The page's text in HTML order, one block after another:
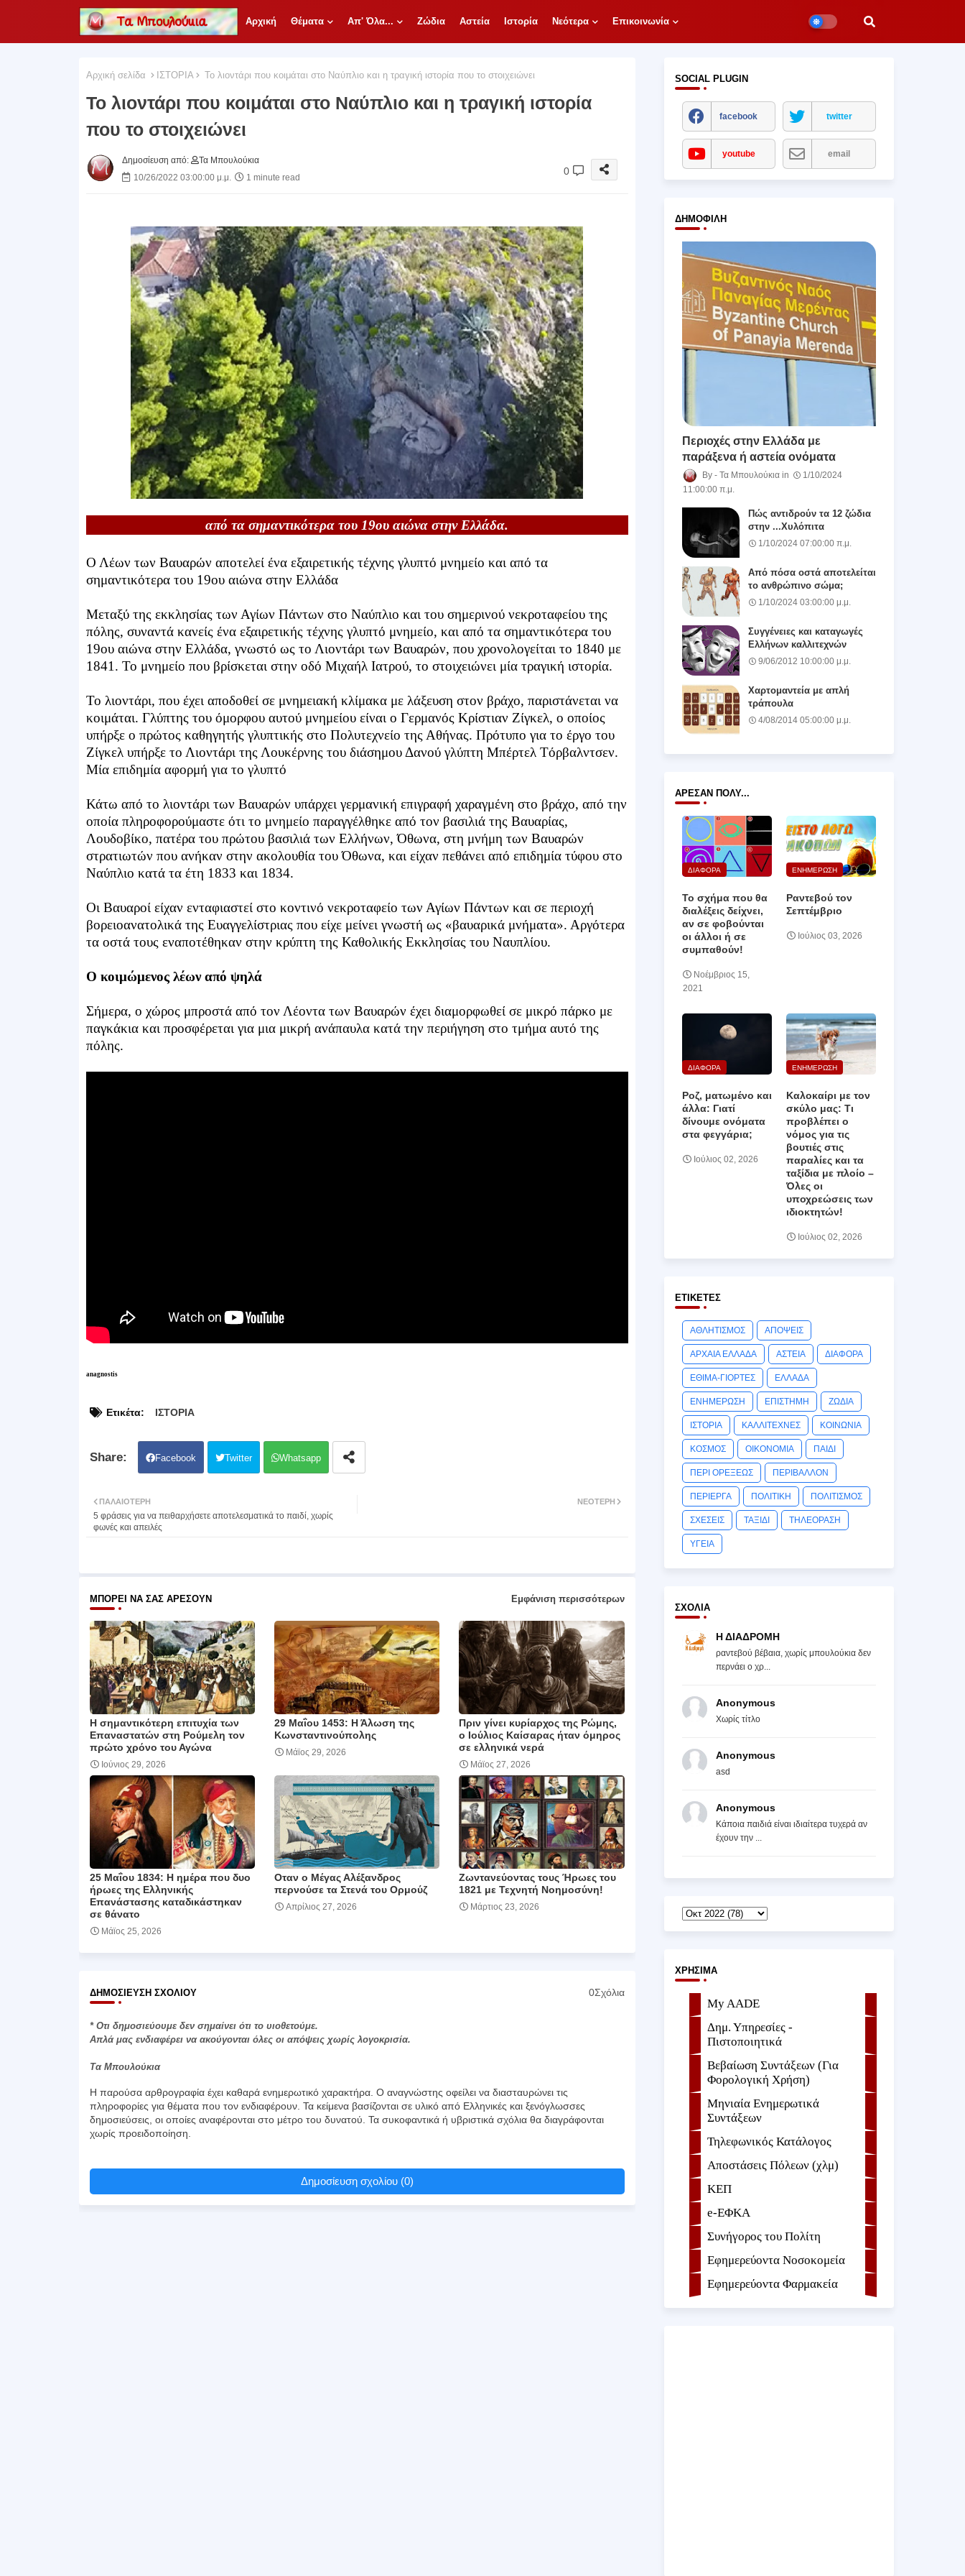
Αρχική Θέματα Απ' Όλα... Ζώδια Αστεία Ιστορία Νεότερα Επικοινωνία
Αρχική σελίδα ΙΣΤΟΡΙΑ Το λιοντάρι που κοιμάται στο Ναύπλιο και η τραγική ιστορία που το στοιχειώνει
Το λιοντάρι που κοιμάται στο Ναύπλιο και η τραγική ιστορία
που το στοιχειώνει
Δημοσίευση από:
Τα Μπουλούκια
10/26/2022 03:00:00 μ.μ.
1 minute read
0
από τα σημαντικότερα του 19ου αιώνα στην Ελλάδα.
Ο Λέων των Βαυαρών αποτελεί ένα εξαιρετικής τέχνης γλυπτό μνημείο και από τα
σημαντικότερα του 19ου αιώνα στην Ελλάδα
Μεταξύ της εκκλησίας των Αγίων Πάντων στο Ναύπλιο και του σημερινού νεκροταφείου της
πόλης, συναντά κανείς ένα εξαιρετικής τέχνης γλυπτό μνημείο, και από τα σημαντικότερα του
19ου αιώνα στην Ελλάδα, γνωστό ως το Λιοντάρι των Βαυαρών, που χρονολογείται το 1840 με
1841. Το μνημείο που βρίσκεται στην οδό Mιχαήλ Iατρού, το στοιχειώνει μία τραγική ιστορία.
Το λιοντάρι, που έχει αποδοθεί σε μνημειακή κλίμακα με λάξευση στον βράχο, παριστάνεται να
κοιμάται. Γλύπτης του όμορφου αυτού μνημείου είναι ο Γερμανός Kρίστιαν Zίγκελ, ο οποίος
υπήρξε ο πρώτος καθηγητής γλυπτικής στο Πολυτεχνείο της Αθήνας. Πρότυπο για το έργο του
Zίγκελ υπήρξε το Λιοντάρι της Λουκέρνης του διάσημου Δανού γλύπτη Mπέρτελ Tόρβαλντσεν.
Μία επιδημία αφορμή για το γλυπτό
Κάτω από το λιοντάρι των Βαυαρών υπάρχει γερμανική επιγραφή χαραγμένη στο βράχο, από την
οποία πληροφορούμαστε ότι το μνημείο παραγγέλθηκε από τον βασιλιά της Bαυαρίας,
Λουδοβίκο, πατέρα του πρώτου βασιλιά των Ελλήνων, Όθωνα, στη μνήμη των Βαυαρών
στρατιωτών που ανήκαν στην ακολουθία του Όθωνα, και είχαν πεθάνει από επιδημία τύφου στο
Ναύπλιο κατά τα έτη 1833 και 1834.
Οι Βαυαροί είχαν ενταφιαστεί στο κοντινό νεκροταφείο των Αγίων Πάντων και σε περιοχή
βορειοανατολικά της Ευαγγελίστριας που είχε μείνει γνωστή ως «βαυαρικά μνήματα». Αργότερα
τα οστά τους εναποτέθηκαν στην κρύπτη της Καθολικής Εκκλησίας του Ναυπλίου.
Ο κοιμώμενος λέων από ψηλά
Σήμερα, ο χώρος μπροστά από τον Λέοντα των Βαυαρών έχει διαμορφωθεί σε μικρό πάρκο με
παγκάκια και προσφέρεται για μια μικρή ανάπαυλα κατά την περιήγηση στο τμήμα αυτό της
πόλης.
anagnostis
Ετικέτα: ΙΣΤΟΡΙΑ
Facebook Twitter Whatsapp
ΝΕΌΤΕΡΗ
ΠΑΛΑΙΌΤΕΡΗ
5 φράσεις για να πειθαρχήσετε αποτελεσματικά το παιδί, χωρίς
φωνές και απειλές
ΜΠΟΡΕΊ ΝΑ ΣΑΣ ΑΡΈΣΟΥΝ Εμφάνιση περισσότερων
Η σημαντικότερη επιτυχία των
Επαναστατών στη Ρούμελη τον
πρώτο χρόνο του Αγώνα
Ιούνιος 29, 2026
29 Μαΐου 1453: Η Άλωση της
Κωνσταντινούπολης
Μάϊος 29, 2026
Πριν γίνει κυρίαρχος της Ρώμης,
ο Ιούλιος Καίσαρας ήταν όμηρος
σε ελληνικά νερά
Μάϊος 27, 2026
25 Μαΐου 1834: Η ημέρα που δυο
ήρωες της Ελληνικής
Επανάστασης καταδικάστηκαν
σε θάνατο
Μάϊος 25, 2026
Οταν ο Μέγας Αλέξανδρος
περνούσε τα Στενά του Ορμούζ
Απρίλιος 27, 2026
Ζωντανεύοντας τους Ήρωες του
1821 με Τεχνητή Νοημοσύνη!
Μάρτιος 23, 2026
ΔΗΜΟΣΊΕΥΣΗ ΣΧΟΛΊΟΥ 0Σχόλια
* Οτι δημοσιεύουμε δεν σημαίνει ότι το υιοθετούμε.
Απλά μας ενδιαφέρει να ακούγονται όλες οι απόψεις χωρίς λογοκρισία.
Τα Μπουλούκια
Η παρούσα αρθρογραφία έχει καθαρά ενημερωτικό χαρακτήρα. Ο αναγνώστης οφείλει να διασταυρώνει τις
πληροφορίες για θέματα που τον ενδιαφέρουν. Τα κείμενα βασίζονται σε υλικό από Ελληνικές και ξενόγλωσσες
δημοσιεύσεις, οι οποίες αναφέρονται στο μέτρο του δυνατού. Τα συκοφαντικά ή υβριστικά σχόλια θα διαγράφονται
χωρίς προειδοποίηση.
Δημοσίευση σχολίου (0)
SOCIAL PLUGIN
facebook twitter
youtube email
ΔΗΜΟΦΙΛΉ
Περιοχές στην Ελλάδα με
παράξενα ή αστεία ονόματα
Τα Μπουλούκια
1/10/2024
11:00:00 π.μ.
Πώς αντιδρούν τα 12 ζώδια
στην ...Χυλόπιτα
1/10/2024 07:00:00 π.μ.
Από πόσα οστά αποτελείται
το ανθρώπινο σώμα;
1/10/2024 03:00:00 μ.μ.
Συγγένειες και καταγωγές
Ελλήνων καλλιτεχνών
9/06/2012 10:00:00 μ.μ.
Χαρτομαντεία με απλή
τράπουλα
4/08/2014 05:00:00 μ.μ.
ΆΡΕΣΑΝ ΠΟΛΎ...
ΔΙΑΦΟΡΑ
Το σχήμα που θα
διαλέξεις δείχνει,
αν σε φοβούνται
οι άλλοι ή σε
συμπαθούν!
Νοέμβριος 15,
2021
ΕΝΗΜΕΡΩΣΗ
Ραντεβού τον
Σεπτέμβριο
Ιούλιος 03, 2026
ΔΙΑΦΟΡΑ
Ροζ, ματωμένο και
άλλα: Γιατί
δίνουμε ονόματα
στα φεγγάρια;
Ιούλιος 02, 2026
ΕΝΗΜΕΡΩΣΗ
Καλοκαίρι με τον
σκύλο μας: Τι
προβλέπει ο
νόμος για τις
βουτιές στις
παραλίες και τα
ταξίδια με πλοίο –
Όλες οι
υποχρεώσεις των
ιδιοκτητών!
Ιούλιος 02, 2026
ΕΤΙΚΈΤΕΣ
ΑΘΛΗΤΙΣΜΟΣ ΑΠΟΨΕΙΣ
ΑΡΧΑΙΑ ΕΛΛΑΔΑ ΑΣΤΕΙΑ ΔΙΑΦΟΡΑ
ΕΘΙΜΑ-ΓΙΟΡΤΕΣ ΕΛΛΑΔΑ
ΕΝΗΜΕΡΩΣΗ ΕΠΙΣΤΗΜΗ ΖΩΔΙΑ
ΙΣΤΟΡΙΑ ΚΑΛΛΙΤΕΧΝΕΣ ΚΟΙΝΩΝΙΑ
ΚΟΣΜΟΣ ΟΙΚΟΝΟΜΙΑ ΠΑΙΔΙ
ΠΕΡΙ ΟΡΕΞΕΩΣ ΠΕΡΙΒΑΛΛΟΝ
ΠΕΡΙΕΡΓΑ ΠΟΛΙΤΙΚΗ ΠΟΛΙΤΙΣΜΟΣ
ΣΧΕΣΕΙΣ ΤΑΞΙΔΙ ΤΗΛΕΟΡΑΣΗ
ΥΓΕΙΑ
ΣΧΌΛΙΑ
Η ΔΙΑΔΡΟΜΗ
ραντεβού βέβαια, χωρίς μπουλούκια δεν
περνάει ο χρ...
Anonymous
Χωρίς τίτλο
Anonymous
asd
Anonymous
Κάποια παιδιά είναι ιδιαίτερα τυχερά αν
έχουν την ...
ΧΡΉΣΙΜΑ
My AADE
Δημ. Υπηρεσίες -
Πιστοποιητικά
Βεβαίωση Συντάξεων (Για
Φορολογική Χρήση)
Μηνιαία Ενημερωτικά
Συντάξεων
Τηλεφωνικός Κατάλογος
Αποστάσεις Πόλεων (χλμ)
ΚΕΠ
e-ΕΦKA
Συνήγορος του Πολίτη
Εφημερεύοντα Νοσοκομεία
Εφημερεύοντα Φαρμακεία